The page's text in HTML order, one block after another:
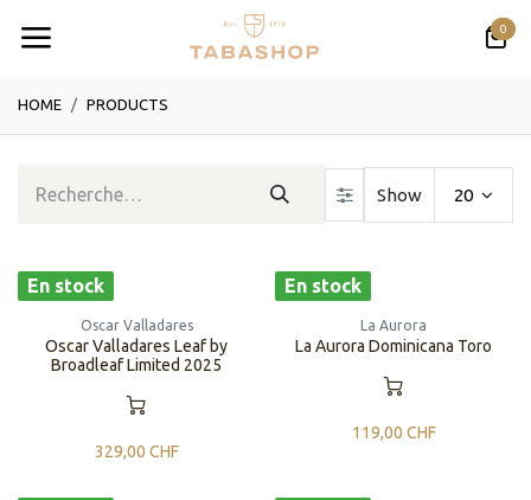
0
HOME PRODUCTS
Show 20
En stock
Oscar Valladares
Oscar Valladares Leaf by
Broadleaf Limited 2025
329,00 CHF
En stock
La Aurora
La Aurora Dominicana Toro
119,00 CHF